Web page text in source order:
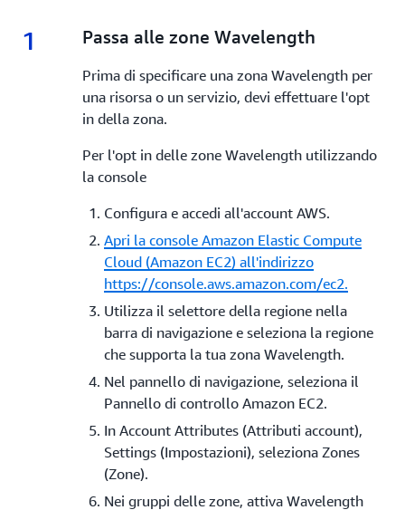
1 1.
Passa alle zone Wavelength
Prima di specificare una zona Wavelength per
una risorsa o un servizio, devi effettuare l'opt
in della zona.
Per l'opt in delle zone Wavelength utilizzando
la console
Configura e accedi all'account AWS.
Apri la console Amazon Elastic Compute
Cloud (Amazon EC2) all'indirizzo
https://console.aws.amazon.com/ec2.
Utilizza il selettore della regione nella
barra di navigazione e seleziona la regione
che supporta la tua zona Wavelength.
Nel pannello di navigazione, seleziona il
Pannello di controllo Amazon EC2.
In Account Attributes (Attributi account),
Settings (Impostazioni), seleziona Zones
(Zone).
Nei gruppi delle zone, attiva Wavelength